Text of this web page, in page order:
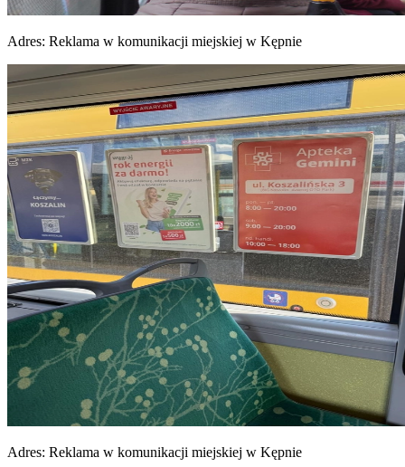
Adres: Reklama w komunikacji miejskiej w Kępnie
Adres: Reklama w komunikacji miejskiej w Kępnie